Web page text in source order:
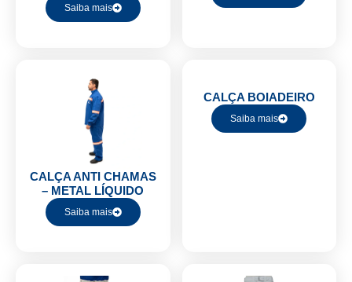
Saiba mais
CALÇA ANTI CHAMAS
– METAL LÍQUIDO
Saiba mais
CALÇA BOIADEIRO
Saiba mais